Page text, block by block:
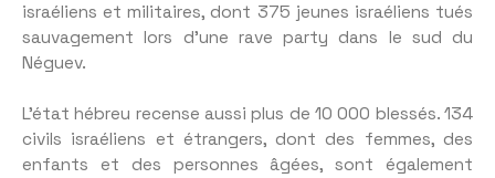
israéliens et militaires, dont 375 jeunes israéliens tués
sauvagement lors d’une rave party dans le sud du
Néguev.
L’état hébreu recense aussi plus de 10 000 blessés. 134
civils israéliens et étrangers, dont des femmes, des
enfants et des personnes âgées, sont également